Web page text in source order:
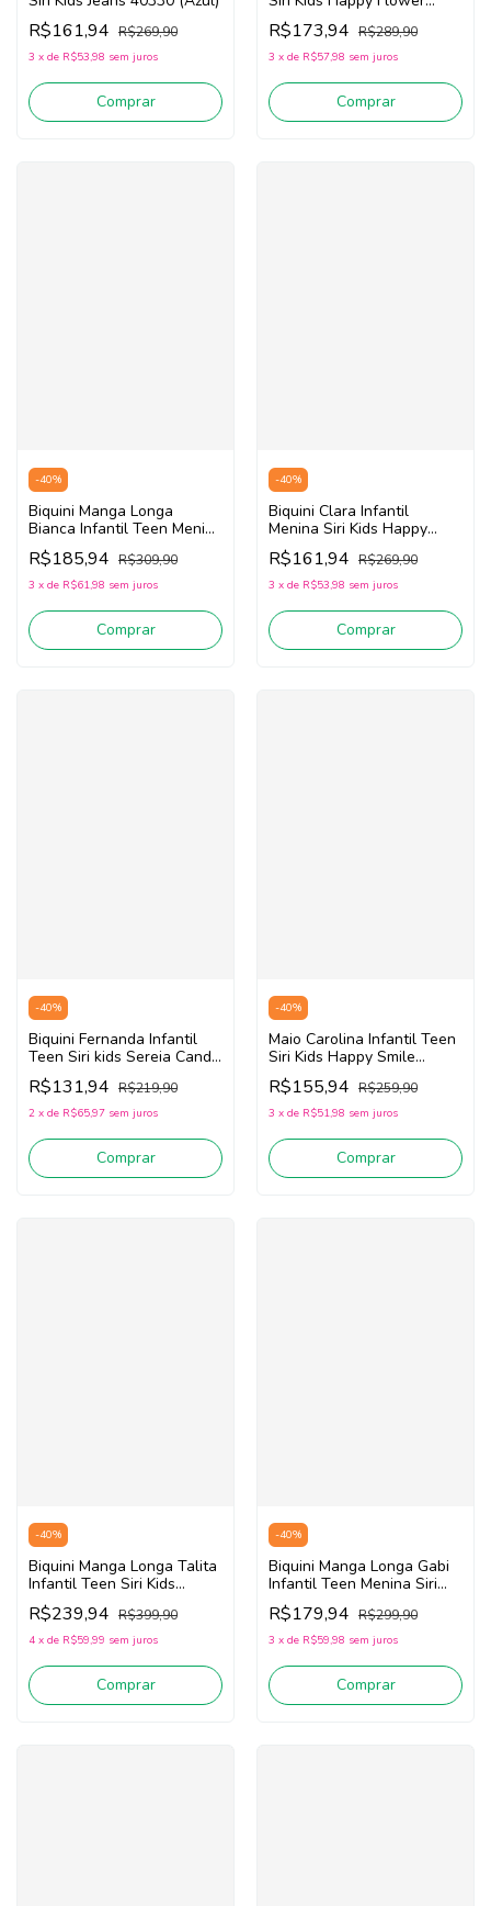
R$161,94 R$269,90
3 x de R$53,98 sem juros
Comprar
40291 (Laranja/Rosa)
R$173,94 R$289,90
3 x de R$57,98 sem juros
Comprar
-40%
Biquini Manga Longa
Bianca Infantil Teen Menina
Siri Kids Happy Smile
40138 (Verde)
R$185,94 R$309,90
3 x de R$61,98 sem juros
Comprar
-40%
Biquini Clara Infantil
Menina Siri Kids Happy
Flower 40060
(Laranja/Rosa)
R$161,94 R$269,90
3 x de R$53,98 sem juros
Comprar
-40%
Biquini Fernanda Infantil
Teen Siri kids Sereia Candy
40209 (Rosa/Laranja/Roxo)
R$131,94 R$219,90
2 x de R$65,97 sem juros
Comprar
-40%
Maio Carolina Infantil Teen
Siri Kids Happy Smile
40151 (Verde)
R$155,94 R$259,90
3 x de R$51,98 sem juros
Comprar
-40%
Biquini Manga Longa Talita
Infantil Teen Siri Kids
Sereia Candy 40132
(Rosa/Laranja/Roxo)
R$239,94 R$399,90
4 x de R$59,99 sem juros
Comprar
-40%
Biquini Manga Longa Gabi
Infantil Teen Menina Siri
Kids Happy Flower 40110
(Rosa/Laranja)
R$179,94 R$299,90
3 x de R$59,98 sem juros
Comprar